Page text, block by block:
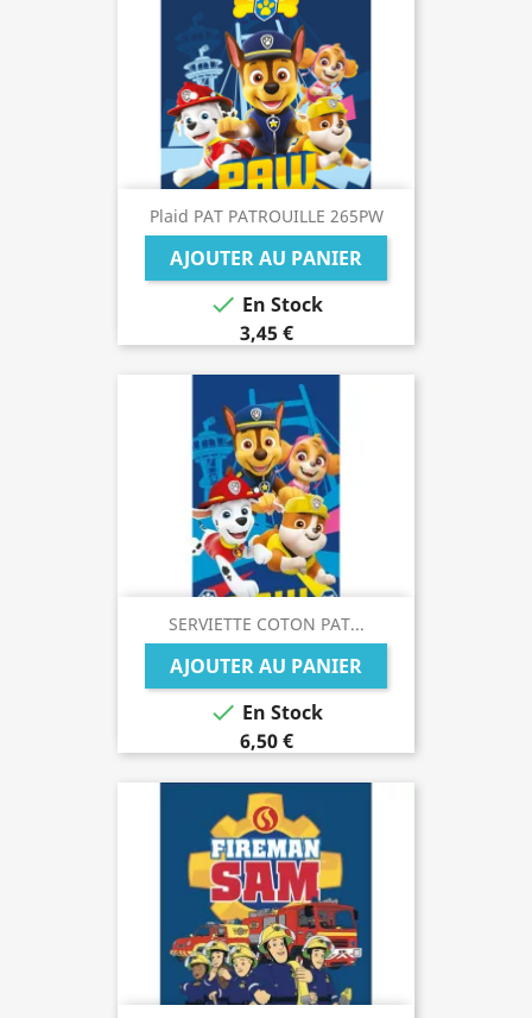
Plaid PAT PATROUILLE 265PW
AJOUTER AU PANIER
 En Stock
3,45 €
SERVIETTE COTON PAT...
AJOUTER AU PANIER
 En Stock
6,50 €